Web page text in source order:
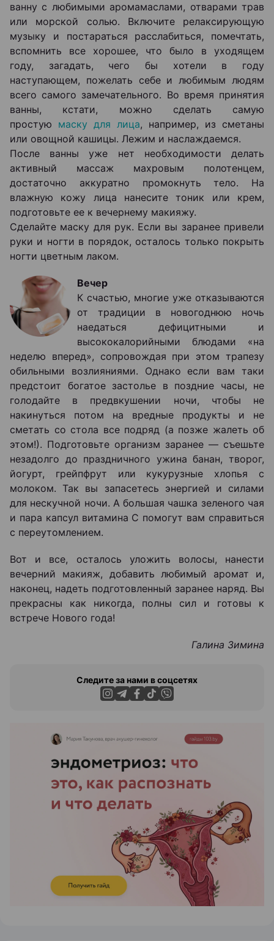
ванну с любимыми аромамаслами, отварами трав
или морской солью. Включите релаксирующую
музыку и постараться расслабиться, помечтать,
вспомнить все хорошее, что было в уходящем
году, загадать, чего бы хотели в году
наступающем, пожелать себе и любимым людям
всего самого замечательного. Во время принятия
ванны, кстати, можно сделать самую
простую маску для лица, например, из сметаны
или овощной кашицы. Лежим и наслаждаемся.
После ванны уже нет необходимости делать
активный массаж махровым полотенцем,
достаточно аккуратно промокнуть тело. На
влажную кожу лица нанесите тоник или крем,
подготовьте ее к вечернему макияжу.
Сделайте маску для рук. Если вы заранее привели
руки и ногти в порядок, осталось только покрыть
ногти цветным лаком.
Вечер
К счастью, многие уже отказываются
от традиции в новогоднюю ночь
наедаться дефицитными и
высококалорийными блюдами «на
неделю вперед», сопровождая при этом трапезу
обильными возлияниями. Однако если вам таки
предстоит богатое застолье в поздние часы, не
голодайте в предвкушении ночи, чтобы не
накинуться потом на вредные продукты и не
сметать со стола все подряд (а позже жалеть об
этом!). Подготовьте организм заранее — съешьте
незадолго до праздничного ужина банан, творог,
йогурт, грейпфрут или кукурузные хлопья с
молоком. Так вы запасетесь энергией и силами
для нескучной ночи. А большая чашка зеленого чая
и пара капсул витамина С помогут вам справиться
с переутомлением.
Вот и все, осталось уложить волосы, нанести
вечерний макияж, добавить любимый аромат и,
наконец, надеть подготовленный заранее наряд. Вы
прекрасны как никогда, полны сил и готовы к
встрече Нового года!
Галина Зимина
Следите за нами в соцсетях
ЭФФЕКТИВНАЯ РЕКЛАМА НА САЙТЕ